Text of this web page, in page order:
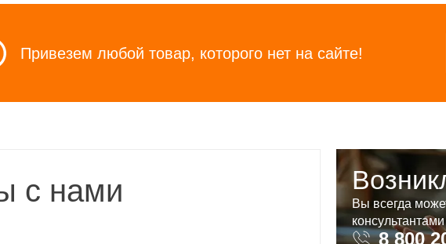
Привезем любой товар, которого нет на сайте!
с нами
Вы всегда
консультантами
8 800